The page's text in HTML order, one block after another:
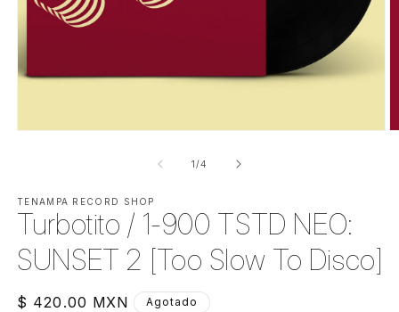
una
ventana
modal
1/de
4
TENAMPA RECORD SHOP
Turbotito / 1-900 TSTD NEO:
SUNSET 2 [Too Slow To Disco]
Precio
$ 420.00 MXN Agotado